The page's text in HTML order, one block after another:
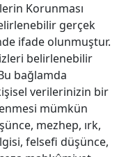
Korunması
gerçek
ifade olunmuştur.
belirlenebilir
bağlamda
verilerinizin bir
mümkün
mezhep, ırk,
felsefi düşünce,